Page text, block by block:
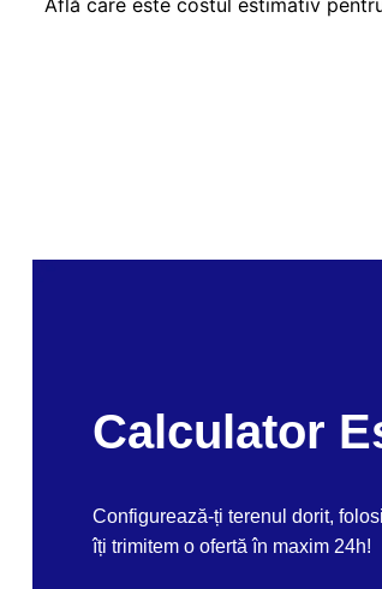
Calculator
Configurează-ți terenul dorit,
îți trimitem o ofertă în maxim 24h!